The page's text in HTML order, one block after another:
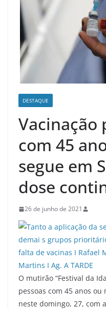
DESTAQUE
Vacinação
com 45
segue em
dose
26 de junho de 2021
O mutirão “Festival da
pessoas com 45 anos
neste domingo, 27, com